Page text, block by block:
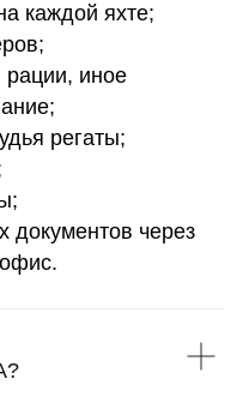
каждой яхте;
иное
регаты;
документов через